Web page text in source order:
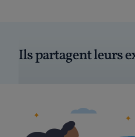
Ils partagent leurs